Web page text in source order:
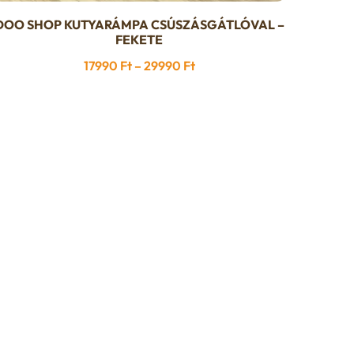
Ennek
a
terméknek
SHOP KUTYARÁMPA CSÚSZÁSGÁTLÓVAL –
FEKETE
17990 Ft – 29990 FtÁrtartomány: